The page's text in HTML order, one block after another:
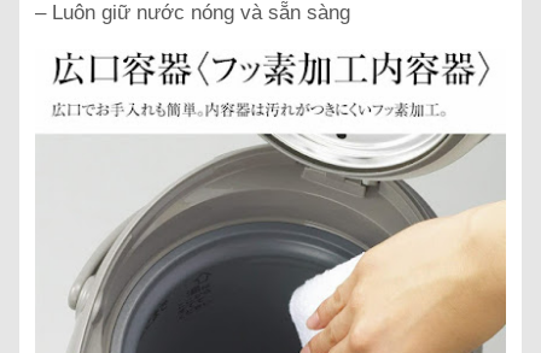
– Luôn giữ nước nóng và sẵn sàng